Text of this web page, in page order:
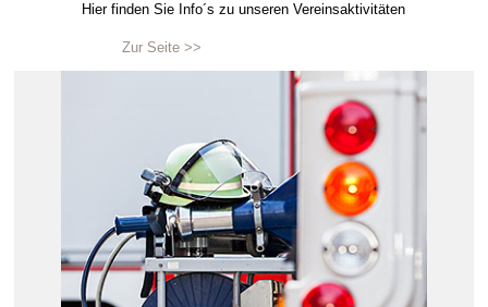
Hier finden Sie Info´s zu unseren Vereinsaktivitäten
Zur Seite >>